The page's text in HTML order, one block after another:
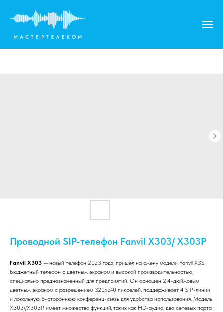
Проводной SIP-телефон Fanvil X303/ X303P
Fanvil X303 — новый телефон 2023 года, пришел на смену модели Fanvil X3S.
Бюджетный телефон с цветным экраном и высокой производительностью,
специально предназначенный для предприятий. Он оснащен 2,4-дюймовым
цветным экраном с разрешением 320x240 пикселей, поддерживает 4 SIP-линии
и локальную 6-стороннюю конференц-связь для удобства использования. Модель
X303//X303P имеет множество функций, таких как HD-аудио, два сетевых порта